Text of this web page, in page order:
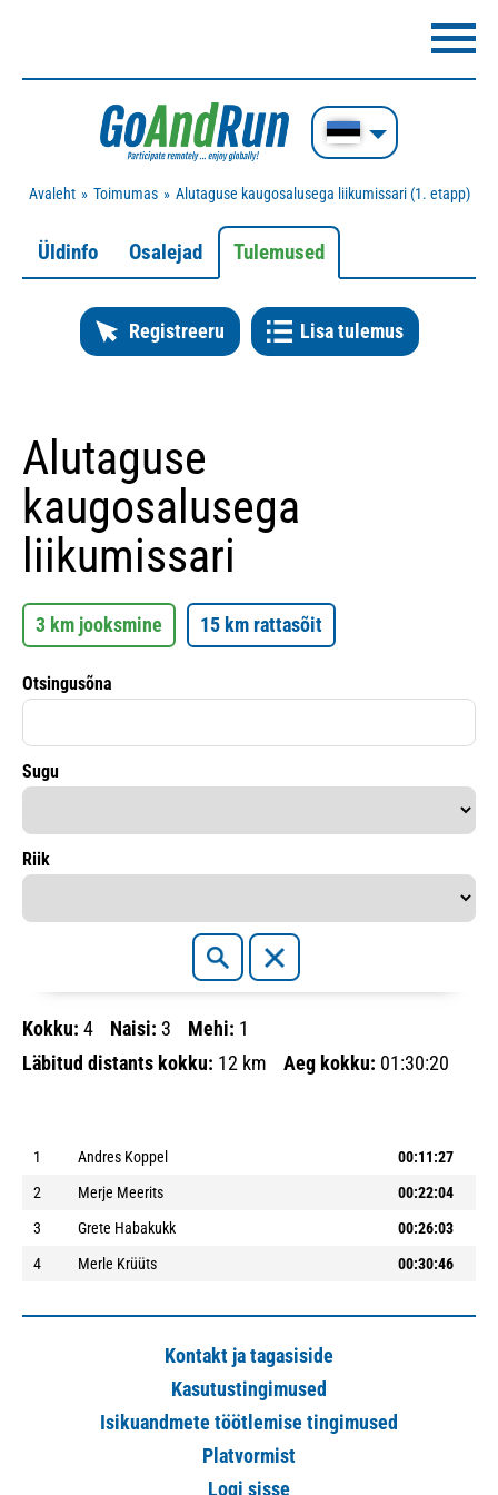
Avaleht Toimumas Alutaguse kaugosalusega liikumissari (1. etapp)
Üldinfo Osalejad Tulemused
Registreeru Lisa tulemus
Alutaguse
kaugosalusega
liikumissari
3 km jooksmine 15 km rattasõit
Otsingusõna
Sugu
Riik
Kokku: 4 Naisi: 3 Mehi: 1
Läbitud distants kokku: 12 km Aeg kokku: 01:30:20
1 Andres Koppel
00:11:27
2
Merje Meerits
00:22:04
3
Grete Habakukk
00:26:03
4
Merle Krüüts 00:30:46
Kontakt ja tagasiside
Kasutustingimused
Isikuandmete töötlemise tingimused
Platvormist
Logi sisse